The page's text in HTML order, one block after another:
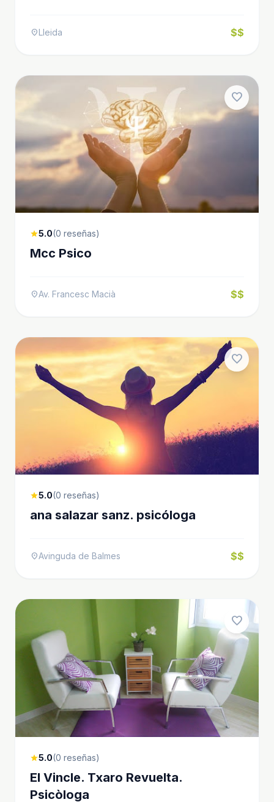
location_onLleida $$
favorite
star5.0(0 reseñas)
Mcc Psico
location_onAv. Francesc Macià $$
favorite
star5.0(0 reseñas)
ana salazar sanz. psicóloga
location_onAvinguda de Balmes $$
favorite
star5.0(0 reseñas)
El Vincle. Txaro Revuelta.
Psicòloga